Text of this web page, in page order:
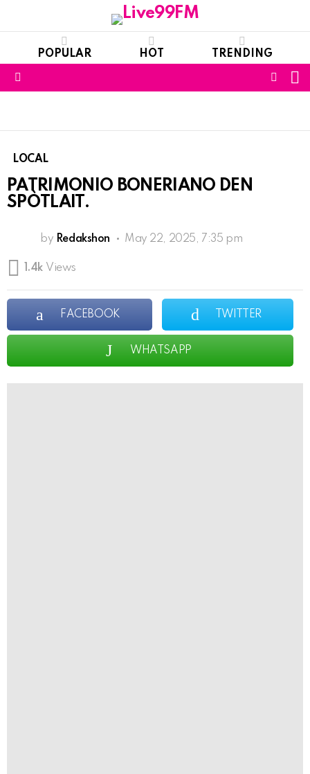
POPULAR HOT TRENDING
LOCAL
PATRIMONIO BONERIANO DEN
SPÒTLAIT.
by Redakshon May 22, 2025, 7:35 pm
1.4k Views
FACEBOOK TWITTER
WHATSAPP